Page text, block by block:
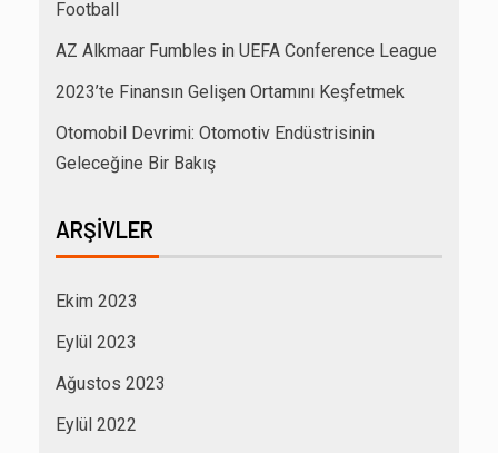
Football
AZ Alkmaar Fumbles in UEFA Conference League
2023’te Finansın Gelişen Ortamını Keşfetmek
Otomobil Devrimi: Otomotiv Endüstrisinin
Geleceğine Bir Bakış
ARŞIVLER
Ekim 2023
Eylül 2023
Ağustos 2023
Eylül 2022